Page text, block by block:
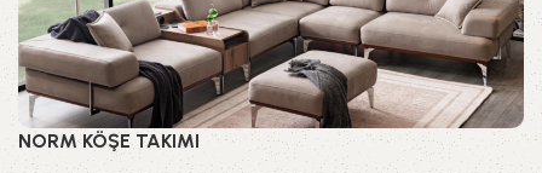
NORM KÖŞE TAKIMI